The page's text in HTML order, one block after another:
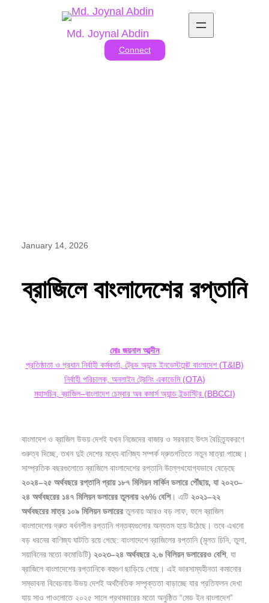
Md. Joynal Abdin
Connect
January 14, 2026
ব্রাজিলেবাংলাদেশের রপ্তানি
মোঃ জয়নাল আব্দীন
প্রতিষ্ঠাতা ও প্রধান নির্বাহী কর্মকর্তা, ট্রেড অ্যান্ড ইনভেস্টমেন্ট বাংলাদেশ (T&IB)
নির্বাহী পরিচালক, অনলাইন ট্রেনিং একাডেমি (OTA)
মহাসচিব, ব্রাজিল–বাংলাদেশ চেম্বার অব কমার্স অ্যান্ড ইন্ডাস্ট্রি (BBCCI)
বাংলাদেশ ও ব্রাজিল উভয় দেশই যখন নিজেদের বাজার ও সরবরাহ উৎস বৈচিত্র্যকরণে
গুরুত্ব দিচ্ছে, তখন দুই দেশের মধ্যে বাণিজ্য সম্পর্ক দ্রুতগতিতে নতুন মাত্রা পাচ্ছে।
সাম্প্রতিক বছরগুলোতে ব্রাজিলে বাংলাদেশের রপ্তানি উল্লেখযোগ্যভাবে বেড়েছে
২০২৪–২৫ অর্থবছরে রপ্তানিপ্রায় ১৮৭ মিলিয়নমার্কিনডলারে পৌঁছায়, যা২০২৩–
২৪ অর্থবছরের ১৪৭ মিলিয়নডলারেরতুলনায়২৬% বেশি। এটি ২০২১–২২
অর্থবছরের মাত্র ১০৯ মিলিয়নডলারেরতুলনায় আরও বড় লাফ, ফলে ব্রাজিল
বাংলাদেশের দ্রুত বর্ধনশীল রপ্তানি গন্তব্যগুলোর অন্যতম হয়ে উঠেছে। তবে এখনো
বড় ধরনের বাণিজ্য ঘাটতি রয়ে গেছে: বাংলাদেশে ব্রাজিলের রপ্তানি (মূলত চিনি, তুলা,
সয়াবিনের মতো কমোডিটি) ২০২৩–২৪ অর্থবছরে ২.৬ বিলিয়নডলারেরও বেশি, যা
ব্রাজিলে বাংলাদেশের রপ্তানিকে বহুগুণ ছাড়িয়ে গেছে। এই ভারসাম্যহীনতা কমানোর
সম্ভাবনা বিবেচনায় উভয় দেশই অর্থনৈতিক সম্পৃক্ততা বাড়াচ্ছে যার প্রতিফলন দেখা
যায় সাও পাওলোতে ২০২৫ সালে প্রথমবারের মতো অনুষ্ঠিত “মেড ইন বাংলাদেশ”